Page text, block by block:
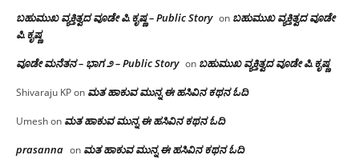
ಬಹುಮುಖ ವ್ಯಕ್ತಿತ್ವದ ವೂಡೇ ಪಿ.ಕೃಷ್ಣ – Public Story on ಬಹುಮುಖ ವ್ಯಕ್ತಿತ್ವದ ವೂಡೇ
ಪಿ.ಕೃಷ್ಣ
ವೂಡೇ ಮನೆತನ – ಭಾಗ ೨ – Public Story on ಬಹುಮುಖ ವ್ಯಕ್ತಿತ್ವದ ವೂಡೇ ಪಿ.ಕೃಷ್ಣ
Shivaraju KPon ಮತ ಹಾಕುವ ಮುನ್ನ ಈ ಹಸಿವಿನ ಕಥನ ಓದಿ
Umeshon ಮತ ಹಾಕುವ ಮುನ್ನ ಈ ಹಸಿವಿನ ಕಥನ ಓದಿ
prasanna on ಮತ ಹಾಕುವ ಮುನ್ನ ಈ ಹಸಿವಿನ ಕಥನ ಓದಿ